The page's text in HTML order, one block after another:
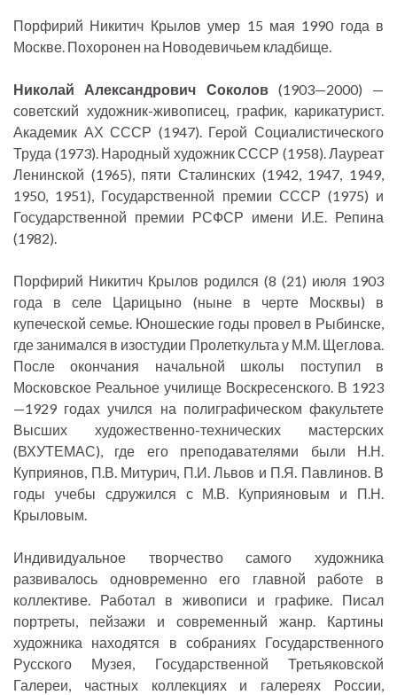
Порфирий Никитич Крылов умер 15 мая 1990 года в
Москве. Похоронен на Новодевичьем кладбище.
Николай Александрович Соколов(1903—2000) —
советский художник-живописец, график, карикатурист.
Академик АХ СССР (1947). Герой Социалистического
Труда (1973). Народный художник СССР (1958). Лауреат
Ленинской (1965), пяти Сталинских (1942, 1947, 1949,
1950, 1951), Государственной премии СССР (1975) и
Государственной премии РСФСР имени И.Е. Репина
(1982).
Порфирий Никитич Крылов родился (8 (21) июля 1903
года в селе Царицыно (ныне в черте Москвы) в
купеческой семье. Юношеские годы провел в Рыбинске,
где занимался в изостудии Пролеткульта у М.М. Щеглова.
После окончания начальной школы поступил в
Московское Реальное училище Воскресенского. В 1923
—1929 годах учился на полиграфическом факультете
Высших художественно-технических мастерских
(ВХУТЕМАС), где его преподавателями были Н.Н.
Куприянов, П.В. Митурич, П.И. Львов и П.Я. Павлинов. В
годы учебы сдружился с М.В. Куприяновым и П.Н.
Крыловым.
Индивидуальное творчество самого художника
развивалось одновременно его главной работе в
коллективе. Работал в живописи и графике. Писал
портреты, пейзажи и современный жанр. Картины
художника находятся в собраниях Государственного
Русского Музея, Государственной Третьяковской
Галереи, частных коллекциях и галереях России,